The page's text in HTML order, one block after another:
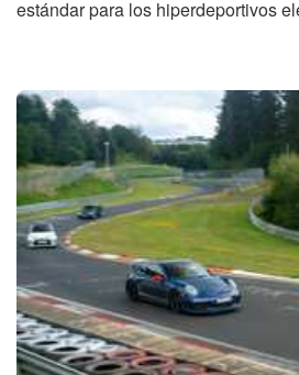
estándar para los hiperdeportivos